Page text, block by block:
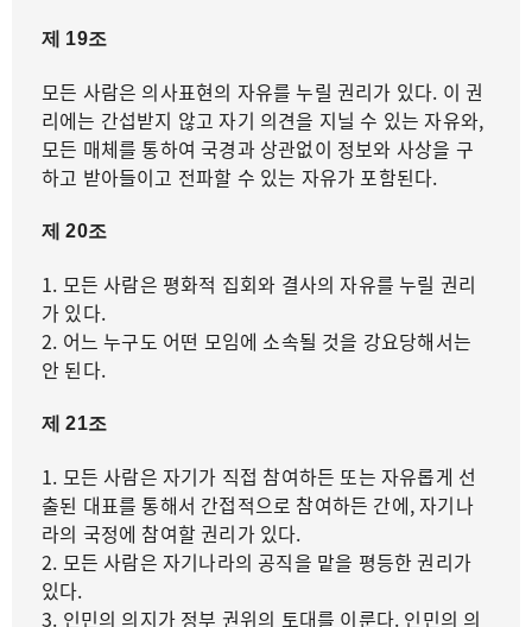
제 19조
모든 사람은 의사표현의 자유를 누릴 권리가 있다. 이 권
리에는 간섭받지 않고 자기 의견을 지닐 수 있는 자유와,
모든 매체를 통하여 국경과 상관없이 정보와 사상을 구
하고 받아들이고 전파할 수 있는 자유가 포함된다.
제 20조
1. 모든 사람은 평화적 집회와 결사의 자유를 누릴 권리
가 있다.
2. 어느 누구도 어떤 모임에 소속될 것을 강요당해서는
안 된다.
제 21조
1. 모든 사람은 자기가 직접 참여하든 또는 자유롭게 선
출된 대표를 통해서 간접적으로 참여하든 간에, 자기나
라의 국정에 참여할 권리가 있다.
2. 모든 사람은 자기나라의 공직을 맡을 평등한 권리가
있다.
3. 인민의 의지가 정부 권위의 토대를 이룬다. 인민의 의